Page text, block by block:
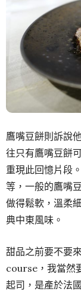
鷹嘴豆餅則訴說
往只有鷹嘴豆餅
重現此回憶片段
等，一般的鷹嘴
做得鬆軟，溫柔
典中東風味。
甜品之前要不要
course，我當然
起司，是產於法